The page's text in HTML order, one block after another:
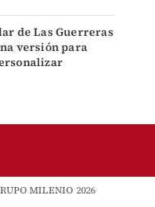
de Las Guerreras
versión para
MILENIO 2026